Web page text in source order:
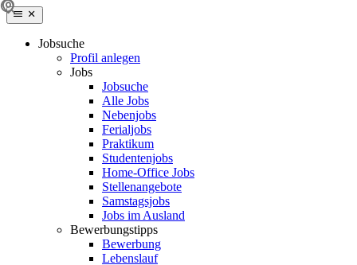
Jobsuche
Profil anlegen
Jobs
Jobsuche
Alle Jobs
Nebenjobs
Ferialjobs
Praktikum
Studentenjobs
Home-Office Jobs
Stellenangebote
Samstagsjobs
Jobs im Ausland
Bewerbungstipps
Bewerbung
Lebenslauf